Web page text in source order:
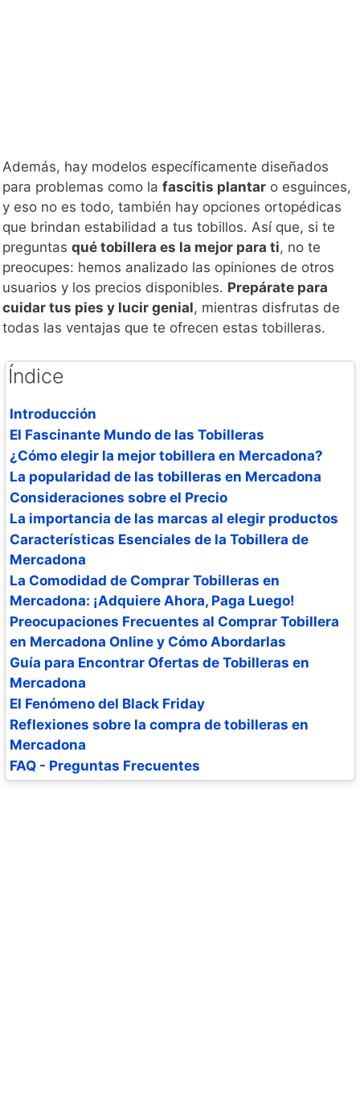
Además, hay modelos específicamente diseñados
para problemas como la fascitis plantar o esguinces,
y eso no es todo, también hay opciones ortopédicas
que brindan estabilidad a tus tobillos. Así que, si te
preguntas qué tobillera es la mejor para ti, no te
preocupes: hemos analizado las opiniones de otros
usuarios y los precios disponibles. Prepárate para
cuidar tus pies y lucir genial, mientras disfrutas de
todas las ventajas que te ofrecen estas tobilleras.
Índice
Introducción
El Fascinante Mundo de las Tobilleras
¿Cómo elegir la mejor tobillera en Mercadona?
La popularidad de las tobilleras en Mercadona
Consideraciones sobre el Precio
La importancia de las marcas al elegir productos
Características Esenciales de la Tobillera de
Mercadona
La Comodidad de Comprar Tobilleras en
Mercadona: ¡Adquiere Ahora, Paga Luego!
Preocupaciones Frecuentes al Comprar Tobillera
en Mercadona Online y Cómo Abordarlas
Guía para Encontrar Ofertas de Tobilleras en
Mercadona
El Fenómeno del Black Friday
Reflexiones sobre la compra de tobilleras en
Mercadona
FAQ - Preguntas Frecuentes